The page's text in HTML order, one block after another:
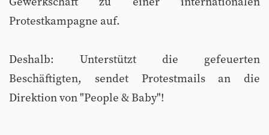
Protestkampagne auf.
Deshalb: Unterstützt die gefeuerten
Beschäftigten, sendet Protestmails an die
Direktion von "People & Baby"!